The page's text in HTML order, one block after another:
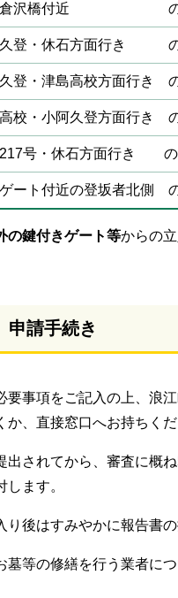
倉沢橋付近 の
久登・休石方面行き の
登・津島高校方面行き
校・小阿久登方面行き
号・休石方面行き の
ート付近の登坂者北側
の鍵付きゲート等からの
請手続き
要事項をご記入の上、浪
か、直接窓口へお持ちくだ
出されてから、審査に概
します。
り後はすみやかに報告書
等の修繕を行う業者に